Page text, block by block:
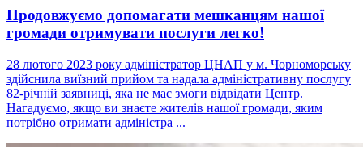
Продовжуємо допомагати мешканцям нашої
громади отримувати послуги легко!
28 лютого 2023 року адміністратор ЦНАП у м. Чорноморську
здійснила виїзний прийом та надала адміністративну послугу
82-річній заявниці, яка не має змоги відвідати Центр.
Нагадуємо, якщо ви знаєте жителів нашої громади, яким
потрібно отримати адміністра ...